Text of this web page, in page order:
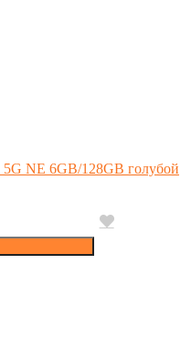
NE 6GB/128GB голубой